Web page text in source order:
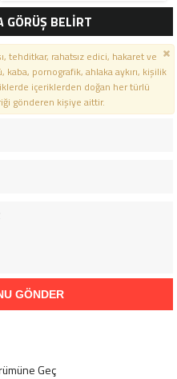
GÖRÜŞ BELİRT
tehditkar, rahatsız edici, hakaret ve
kaba, pornografik, ahlaka aykırı, kişilik
içeriklerden doğan her türlü
gönderen kişiye aittir.
GÖNDER
Geç